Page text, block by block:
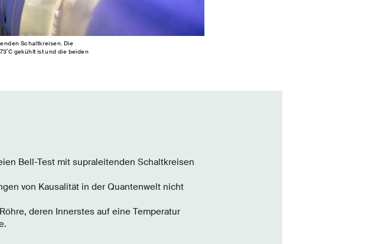
Schaltkreisen. Die
gekühlt ist und die beiden
Bell-Test mit supraleitenden Schaltkreisen
von Kausalität in der Quantenwelt nicht
deren Innerstes auf eine Temperatur